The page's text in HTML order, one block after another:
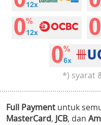
*) syarat
Full Payment untuk
MasterCard, JCB, dan